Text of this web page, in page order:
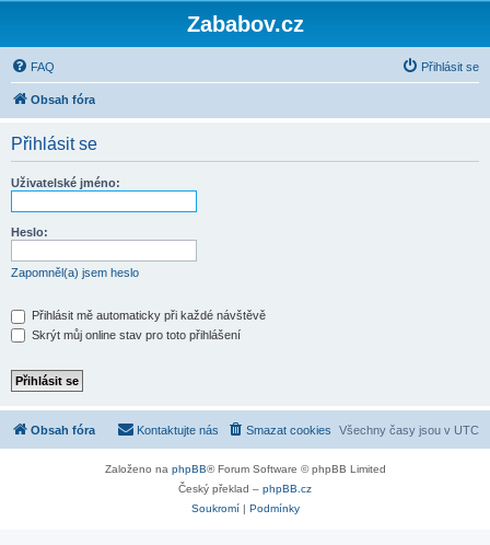
Zababov.cz
FAQ Přihlásit se
Obsah fóra
Přihlásit se
Uživatelské jméno:
Heslo:
Zapomněl(a) jsem heslo
Přihlásit mě automaticky při každé návštěvě
Skrýt můj online stav pro toto přihlášení
Obsah fóra Všechny časy jsou v UTC
Smazat cookies
Kontaktujte nás
Založeno na phpBB® Forum Software © phpBB Limited
Český překlad – phpBB.cz
Soukromí| Podmínky